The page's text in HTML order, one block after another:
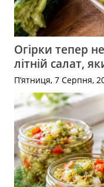
Огірки тепер
літній салат,
П’ятниця, 7 Серпня,